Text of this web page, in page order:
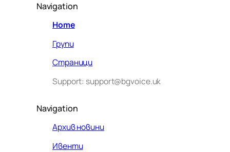
Navigation
Home
Групи
Страници
Support: support@bgvoice.uk
Navigation
Архив новини
Ивенти